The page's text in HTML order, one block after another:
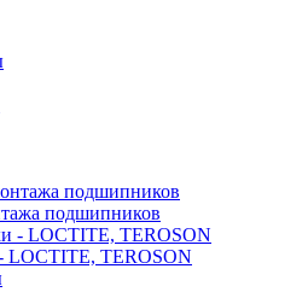
подшипников
LOCTITE, TEROSON